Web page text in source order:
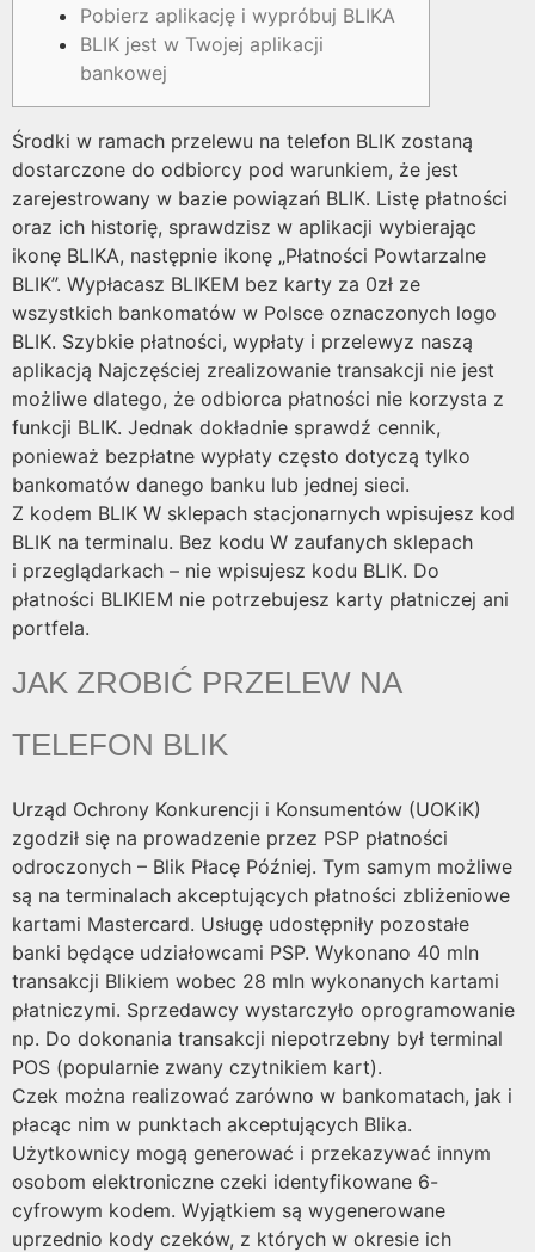
Pobierz aplikację i wypróbuj BLIKA
BLIK jest w Twojej aplikacji
bankowej
Środki w ramach przelewu na telefon BLIK zostaną
dostarczone do odbiorcy pod warunkiem, że jest
zarejestrowany w bazie powiązań BLIK. Listę płatności
oraz ich historię, sprawdzisz w aplikacji wybierając
ikonę BLIKA, następnie ikonę „Płatności Powtarzalne
BLIK”. Wypłacasz BLIKEM bez karty za 0zł ze
wszystkich bankomatów w Polsce oznaczonych logo
BLIK. Szybkie płatności, wypłaty i przelewyz naszą
aplikacją Najczęściej zrealizowanie transakcji nie jest
możliwe dlatego, że odbiorca płatności nie korzysta z
funkcji BLIK. Jednak dokładnie sprawdź cennik,
ponieważ bezpłatne wypłaty często dotyczą tylko
bankomatów danego banku lub jednej sieci.
Z kodem BLIK W sklepach stacjonarnych wpisujesz kod
BLIK na terminalu. Bez kodu W zaufanych sklepach
i przeglądarkach – nie wpisujesz kodu BLIK. Do
płatności BLIKIEM nie potrzebujesz karty płatniczej ani
portfela.
JAK ZROBIĆ PRZELEW NA
TELEFON BLIK
Urząd Ochrony Konkurencji i Konsumentów (UOKiK)
zgodził się na prowadzenie przez PSP płatności
odroczonych – Blik Płacę Później. Tym samym możliwe
są na terminalach akceptujących płatności zbliżeniowe
kartami Mastercard. Usługę udostępniły pozostałe
banki będące udziałowcami PSP. Wykonano 40 mln
transakcji Blikiem wobec 28 mln wykonanych kartami
płatniczymi. Sprzedawcy wystarczyło oprogramowanie
np. Do dokonania transakcji niepotrzebny był terminal
POS (popularnie zwany czytnikiem kart).
Czek można realizować zarówno w bankomatach, jak i
płacąc nim w punktach akceptujących Blika.
Użytkownicy mogą generować i przekazywać innym
osobom elektroniczne czeki identyfikowane 6-
cyfrowym kodem. Wyjątkiem są wygenerowane
uprzednio kody czeków, z których w okresie ich